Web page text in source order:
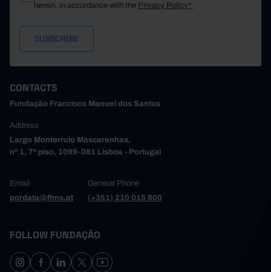
herein, in accordance with the Privacy Policy*
CONTACTS
Fundação Francisco Manuel dos Santos
Address
Largo Monterroio Mascarenhas,
nº 1, 7º piso, 1099-081 Lisboa - Portugal
Email
pordata@ffms.pt
General Phone
(+351) 210 015 800
FOLLOW FUNDAÇÃO